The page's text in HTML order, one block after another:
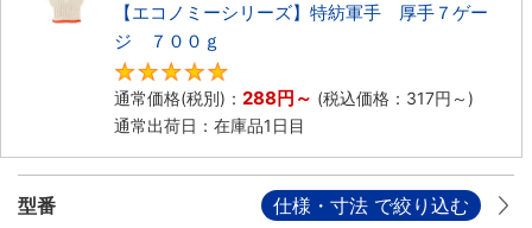
【エコノミーシリーズ】特紡軍手 厚手７ゲー
ジ ７００ｇ
通常価格(税別)： 288円 ～ (税込価格： 317円 ～)
通常出荷日：在庫品1日目
型番 仕様・寸法 で絞り込む